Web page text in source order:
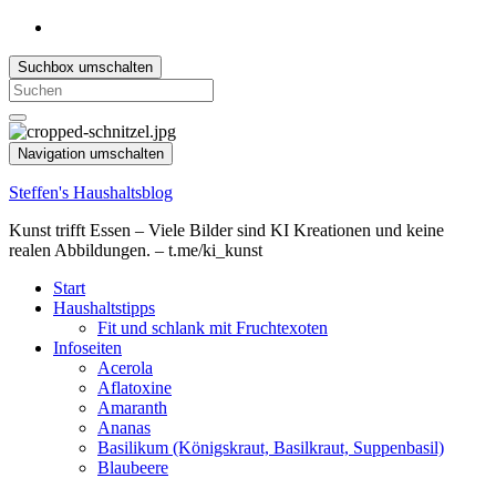
Suchbox umschalten
Search
for:
Navigation umschalten
Steffen's Haushaltsblog
Kunst trifft Essen – Viele Bilder sind KI Kreationen und keine
realen Abbildungen. – t.me/ki_kunst
Start
Haushaltstipps
Fit und schlank mit Fruchtexoten
Infoseiten
Acerola
Aflatoxine
Amaranth
Ananas
Basilikum (Königskraut, Basilkraut, Suppenbasil)
Blaubeere